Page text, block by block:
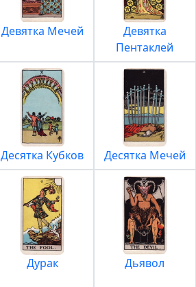
Девятка Мечей
Девятка
Пентаклей
Десятка Кубков Десятка Мечей
Дурак Дьявол